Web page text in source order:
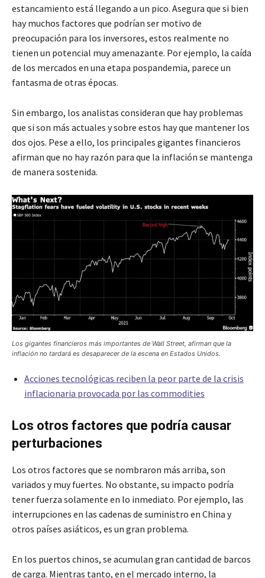
estancamiento está llegando a un pico. Asegura que si bien
hay muchos factores que podrían ser motivo de
preocupación para los inversores, estos realmente no
tienen un potencial muy amenazante. Por ejemplo, la caída
de los mercados en una etapa pospandemia, parece un
fantasma de otras épocas.
Sin embargo, los analistas consideran que hay problemas
que si son más actuales y sobre estos hay que mantener los
dos ojos. Pese a ello, los principales gigantes financieros
afirman que no hay razón para que la inflación se mantenga
de manera sostenida.
Los gigantes financieros más importantes de Wall Street, afirman que la
inflación no tardará es desaparecer de la escena en Estados Unidos.
Acciones tecnológicas reciben la peor parte de la crisis
inflacionaria provocada por las commodities
Los otros factores que podría causar
perturbaciones
Los otros factores que se nombraron más arriba, son
variados y muy fuertes. No obstante, su impacto podría
tener fuerza solamente en lo inmediato. Por ejemplo, las
interrupciones en las cadenas de suministro en China y
otros países asiáticos, es un gran problema.
En los puertos chinos, se acumulan gran cantidad de barcos
de carga. Mientras tanto, en el mercado interno, la